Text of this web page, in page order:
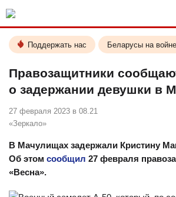
Поддержать нас Беларусы на войне
Правозащитники
о задержании девушки в
27 февраля 2023 в 08.21
«Зеркало»
В Мачулищах задержали Кристину
Об этом сообщил 27 февраля
«Весна».